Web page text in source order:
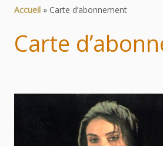
Accueil » Carte d’abonnement
Carte